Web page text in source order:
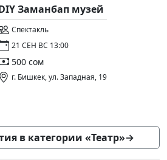
Заманбап музей
Спектакль
21 СЕН ВС 13:00
500 сом
г. Бишкек, ул. Западная, 19
в категории «Театр»→